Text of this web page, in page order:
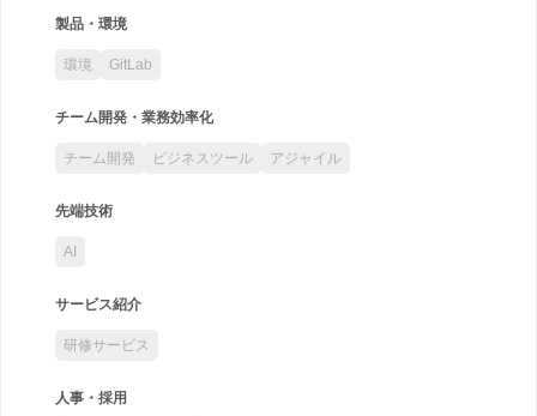
製品・環境
環境 GitLab
チーム開発・業務効率化
チーム開発 ビジネスツール アジャイル
先端技術
AI
サービス紹介
研修サービス
人事・採用